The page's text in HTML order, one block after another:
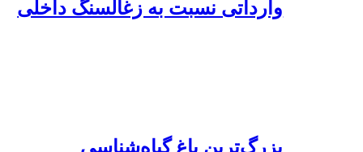
وارداتی نسبت به زغالسنگ داخلی
بزرگ‌ترین باغ گیاه‌شناسی